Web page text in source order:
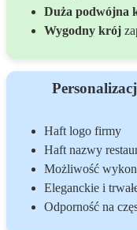
Duża podwójna
Wygodny krój
Haft logo firmy
Haft nazwy
Możliwość
Eleganckie i
Odporność na